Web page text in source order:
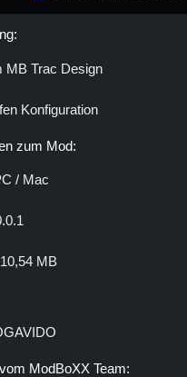
MB Trac Design
Konfiguration
zum Mod:
/ Mac
MB
ModBoXX Team: